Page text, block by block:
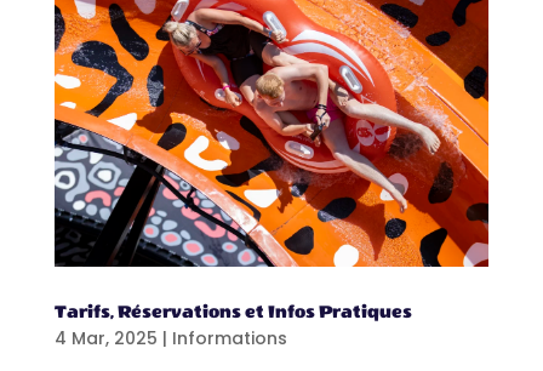
Tarifs, Réservations et Infos Pratiques
4 Mar, 2025 | Informations